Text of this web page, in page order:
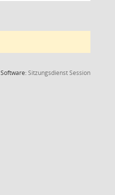
Software:SitzungsdienstSession(Wird in